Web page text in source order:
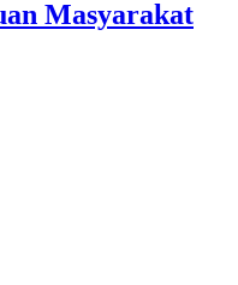
Masyarakat